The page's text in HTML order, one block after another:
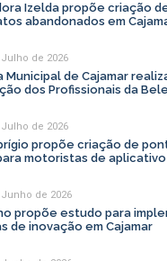
Izelda propõe criação
abandonados em
Julho de 2026
Municipal de Cajamar
dos Profissionais da
Julho de 2026
propõe criação de
motoristas de aplicativo
Junho de 2026
propõe estudo para
de inovação em Cajamar